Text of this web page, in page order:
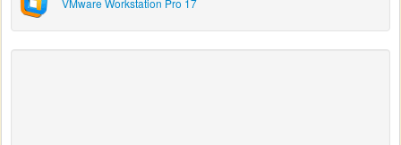
VMware Workstation Pro 17